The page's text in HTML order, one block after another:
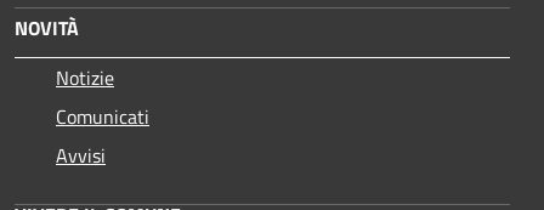
NOVITÀ
Notizie
Comunicati
Avvisi